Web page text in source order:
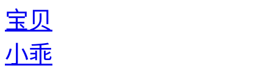
宝贝
小乖